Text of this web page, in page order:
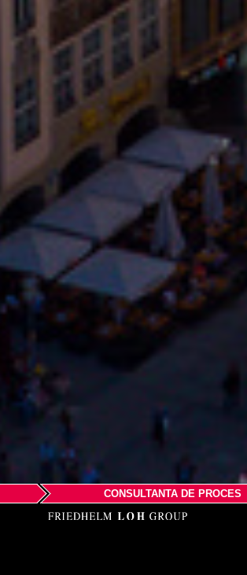
CONSULTANTA DE PROCES